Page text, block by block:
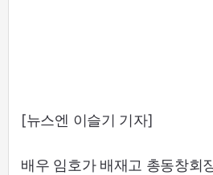
[뉴스엔 이슬기 기자]
배우 임호가 배재고 총동창회